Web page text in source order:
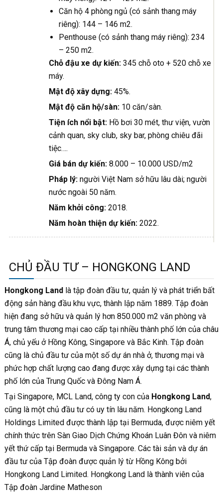
Căn hộ 4 phòng ngủ (có sảnh thang máy
riêng): 144 – 146 m2.
Penthouse (có sảnh thang máy riêng): 234
– 250 m2.
Chỗ đậu xe dự kiến:345 chỗ oto + 520 chỗ xe
máy.
Mật độ xây dựng:45%.
Mật độ căn hộ/sàn:10 căn/sàn.
Tiện ích nổi bật:Hồ bơi 30 mét, thư viện, vườn
cảnh quan, sky club, sky bar, phòng chiêu đãi
tiệc….
Giá bán dự kiến:8.000 – 10.000 USD/m2
Pháp lý: người Việt Nam sở hữu lâu dài; người
nước ngoài 50 năm.
Năm khởi công:2018.
Năm hoàn thiện dự kiến:2022.
CHỦ ĐẦU TƯ – HONGKONG LAND
Hongkong Landlà tập đoàn đầu tư, quản lý và phát triển bất
động sản hàng đầu khu vực, thành lập năm 1889. Tập đoàn
hiện đang sở hữu và quản lý hơn 850.000 m2 văn phòng và
trung tâm thương mại cao cấp tại nhiều thành phố lớn của châu
Á, chủ yếu ở Hồng Kông, Singapore và Bắc Kinh. Tập đoàn
cũng là chủ đầu tư của một số dự án nhà ở, thương mại và
phức hợp chất lượng cao đang được xây dựng tại các thành
phố lớn của Trung Quốc và Đông Nam Á.
Tại Singapore, MCL Land, công ty con của Hongkong Land,
cũng là một chủ đầu tư có uy tín lâu năm. Hongkong Land
Holdings Limited được thành lập tại Bermuda, được niêm yết
chính thức trên Sàn Giao Dịch Chứng Khoán Luân Đôn và niêm
yết thứ cấp tại Bermuda và Singapore. Các tài sản và dự án
đầu tư của Tập đoàn được quản lý từ Hồng Kông bởi
Hongkong Land Limited. Hongkong Land là thành viên của
Tập đoàn Jardine Matheson